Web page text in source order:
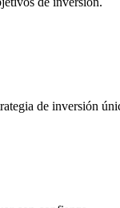
de inversión